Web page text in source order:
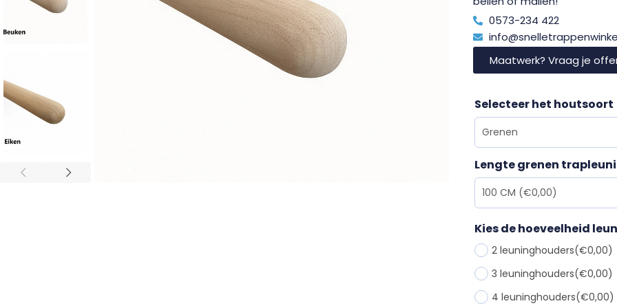
0573-234 422
Maatwerk? Vraag je
Selecteer het houtsoort
Lengte grenen
Kies de hoeveelheid
2 leuninghouders(€0,00)
3 leuninghouders(€0,00)
4 leuninghouders(€0,00)